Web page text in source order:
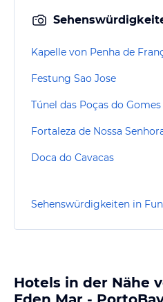
Kapelle von Penha de
Festung Sao Jose
Túnel das Poças do Gomes
Doca do Cavacas
Sehenswürdigkeiten in
Hotels in der Nähe